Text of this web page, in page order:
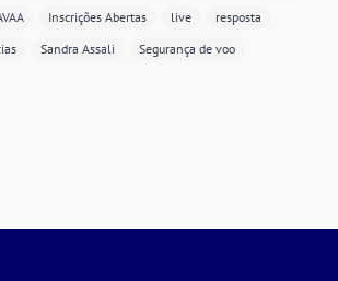
Inscrições Abertas live
resposta
Sandra Assali Segurança de voo